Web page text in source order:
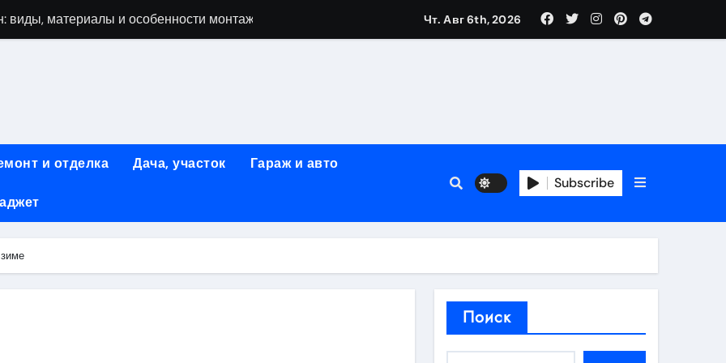
материалы и особенности монтажа
ногтевого сервиса: основные принципы и форматы участия
конструкции и этапы возведения
на рейсы в Киргизию
рекламных технологий для программной и мобильной рекламы
ассортимента и критериев выбора
Чт. Авг 6th, 2026
и отделка Дача, участок Гараж и авто
Subscribe
зиме
Поиск